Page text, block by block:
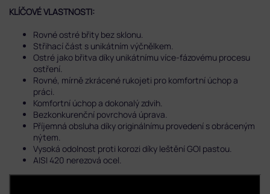
KLÍČOVÉ VLASTNOSTI:
Rovné ostré břity bez sklonu.
Střihací část s unikátním výčnělkem.
Ostré jako břitva díky unikátnímu více-fázovému procesu
ostření.
Rovné, mírně zkrácené rukojeti pro komfortní úchop a
práci.
Komfortní úchop a dokonalý zdvih.
Bezkonkurenční povrchová úprava.
Příjemná obsluha díky originálnímu provedení s obráceným
nýtem.
Vysoká odolnost proti korozi díky leštění GOI pastou.
AISI 420 nerezová ocel.